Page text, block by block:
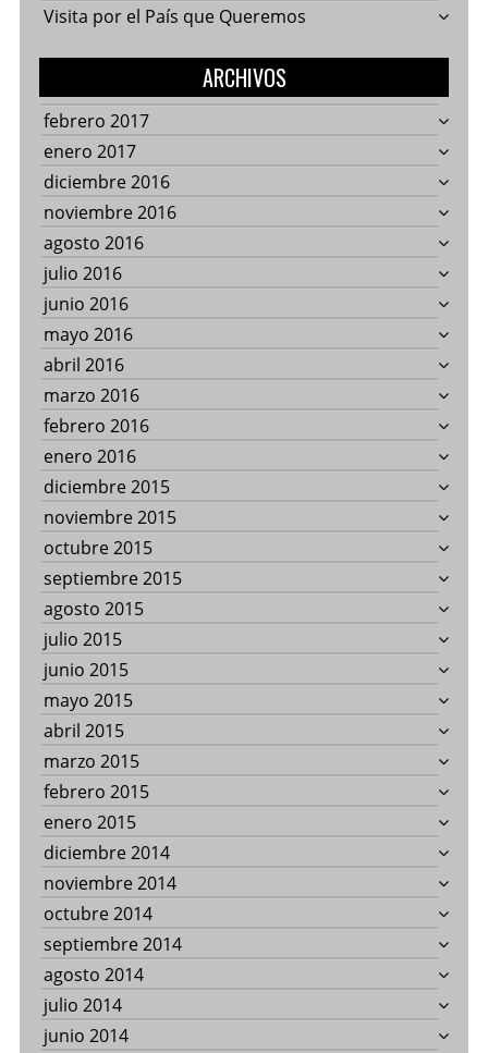
Visita por el País que Queremos
ARCHIVOS
febrero 2017
enero 2017
diciembre 2016
noviembre 2016
agosto 2016
julio 2016
junio 2016
mayo 2016
abril 2016
marzo 2016
febrero 2016
enero 2016
diciembre 2015
noviembre 2015
octubre 2015
septiembre 2015
agosto 2015
julio 2015
junio 2015
mayo 2015
abril 2015
marzo 2015
febrero 2015
enero 2015
diciembre 2014
noviembre 2014
octubre 2014
septiembre 2014
agosto 2014
julio 2014
junio 2014